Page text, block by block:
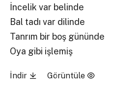
İncelik var belinde
Bal tadı var dilinde
Tanrım bir boş gününde
Oya gibi işlemiş
İndir Görüntüle